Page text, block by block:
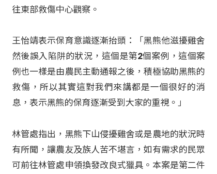
往東部救傷中心觀察。
王怡靖表示保育意識逐漸抬頭：「黑熊他滋擾雞舍
然後誤入陷阱的狀況，這個是第2個案例，這個案
例也一樣是由農民主動通報之後，積極協助黑熊的
救傷，所以其實這對我們來講都是一個很好的消
息，表示黑熊的保育逐漸受到大家的重視。」
林管處指出，黑熊下山侵擾雞舍或是農地的狀況時
有所聞，讓農友及族人苦不堪言，如有需求的民眾
可前往林管處申領換發改良式獵具。本案是第二件